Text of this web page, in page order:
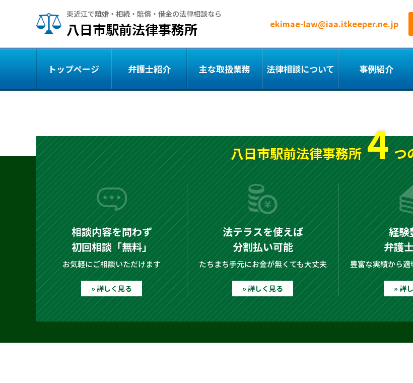
東近江で離婚・相続・賠償・借金の法律相談なら
八日市駅前法律事務所 ekimae-law@iaa.itkeeper.ne.jp
トップページ 弁護士紹介 主な取扱業務 法律相談について 事例紹介
八日市駅前法律事務所 4 つ
相談内容を問わず
初回相談「無料」
お気軽にご相談いただけます
» 詳しく見る
法テラスを使えば
分割払い可能
たちまち手元にお金が無くても大丈夫
» 詳しく見る
経験
弁護
豊富な実績から
» 詳